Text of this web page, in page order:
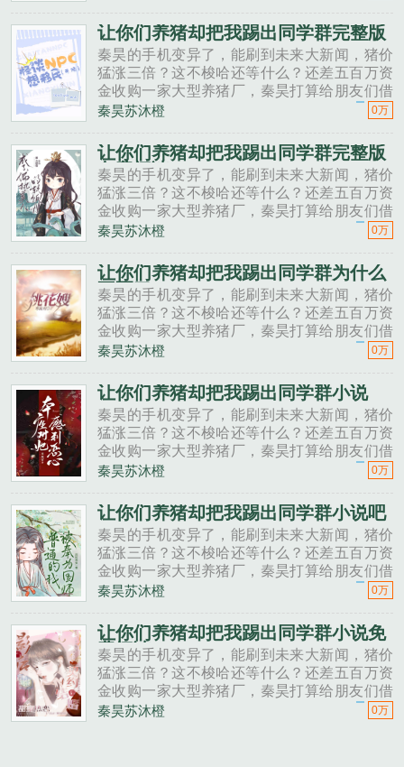
秦昊二狗子，借500万买点......
让你们养猪却把我踢出同学群完整版
秦昊的手机变异了，能刷到未来大新闻，猪价
猛涨三倍？这不梭哈还等什么？还差五百万资
金收购一家大型养猪厂，秦昊打算给朋友们借
一点。秦昊老班长啊，我想回家养猪，要不要
秦昊二狗子，借500万买点......
秦昊苏沐橙 0万
让你们养猪却把我踢出同学群完整版
免费阅读
秦昊的手机变异了，能刷到未来大新闻，猪价
猛涨三倍？这不梭哈还等什么？还差五百万资
金收购一家大型养猪厂，秦昊打算给朋友们借
一点。秦昊老班长啊，我想回家养猪，要不要
秦昊二狗子，借500万买点......
秦昊苏沐橙 0万
让你们养猪却把我踢出同学群为什么
不写了
秦昊的手机变异了，能刷到未来大新闻，猪价
猛涨三倍？这不梭哈还等什么？还差五百万资
金收购一家大型养猪厂，秦昊打算给朋友们借
一点。秦昊老班长啊，我想回家养猪，要不要
秦昊二狗子，借500万买点......
秦昊苏沐橙 0万
让你们养猪却把我踢出同学群小说
秦昊的手机变异了，能刷到未来大新闻，猪价
猛涨三倍？这不梭哈还等什么？还差五百万资
金收购一家大型养猪厂，秦昊打算给朋友们借
一点。秦昊老班长啊，我想回家养猪，要不要
秦昊二狗子，借500万买点......
秦昊苏沐橙 0万
让你们养猪却把我踢出同学群小说吧
秦昊的手机变异了，能刷到未来大新闻，猪价
猛涨三倍？这不梭哈还等什么？还差五百万资
金收购一家大型养猪厂，秦昊打算给朋友们借
一点。秦昊老班长啊，我想回家养猪，要不要
秦昊二狗子，借500万买点......
秦昊苏沐橙 0万
让你们养猪却把我踢出同学群小说免
费阅读
秦昊的手机变异了，能刷到未来大新闻，猪价
猛涨三倍？这不梭哈还等什么？还差五百万资
金收购一家大型养猪厂，秦昊打算给朋友们借
一点。秦昊老班长啊，我想回家养猪，要不要
秦昊苏沐橙 0万